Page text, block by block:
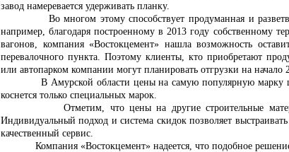
завод намеревается удерживать планку.
Во многом этому способствует продуманная и
например, благодаря построенному в 2013 году собственному
вагонов, компания «Востокцемент» нашла возможность
перевалочного пункта. Поэтому клиенты, кто приобретают
или автопарком компании могут планировать отгрузки на
В Амурской области цены на самую популярную марку
коснется только специальных марок.
Отметим, что цены на другие строительные
Индивидуальный подход и система скидок позволяет
качественный сервис.
Компания «Востокцемент» надеется, что подобное решение